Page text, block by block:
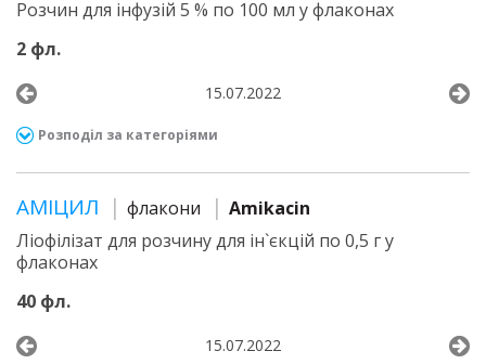
Розчин для інфузій 5 % по 100 мл у флаконах
2 фл.
15.07.2022
Розподіл за категоріями
АМІЦИЛ флакони
Amikacin
Ліофілізат для розчину для ін`єкцій по 0,5 г у
флаконах
40 фл.
15.07.2022